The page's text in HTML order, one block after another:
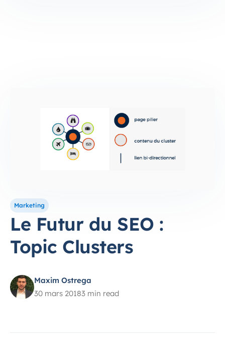
Marketing
Le Futur du SEO :
Topic Clusters
Maxim Ostrega
30 mars 20183 min read